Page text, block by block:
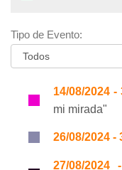
Tipo de Evento:
14/08/2024 -
mi mirada"
26/08/2024 -
27/08/2024